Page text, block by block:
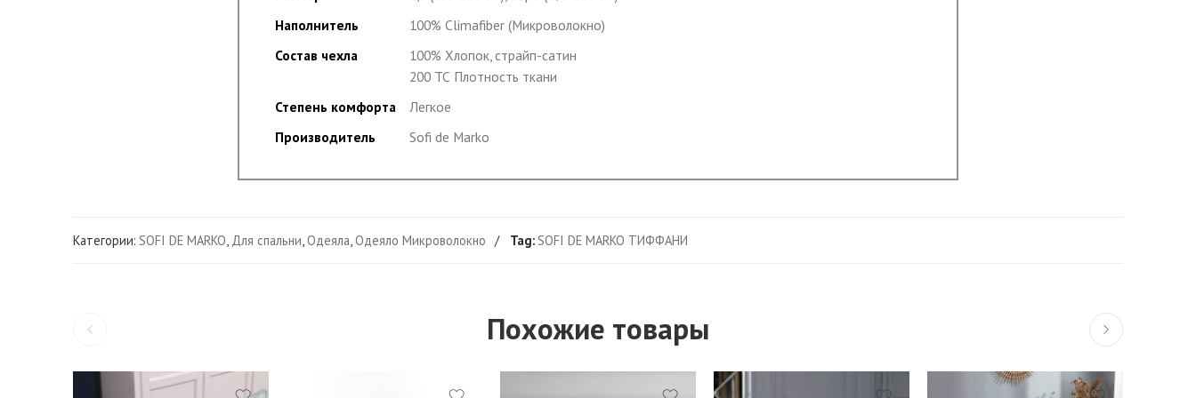
Наполнитель
100% Climafiber (Микроволокно)
Состав чехла
100% Хлопок, страйп-сатин
200 ТС Плотность ткани
Степень комфорта
Легкое
Производитель
Sofi de Marko
Категории: SOFI DE MARKO, Для спальни,Одеяла,Одеяло Микроволокно Tag:SOFI DE MARKO ТИФФАНИ
Похожие товары